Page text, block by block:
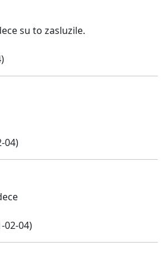
su to zasluzile.
04)
02-04)